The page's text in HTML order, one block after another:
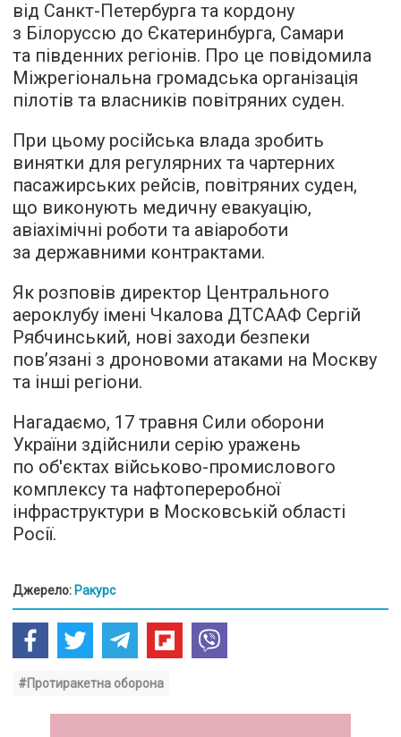
від Санкт-Петербурга та кордону
з Білоруссю до Єкатеринбурга, Самари
та південних регіонів. Про це повідомила
Міжрегіональна громадська організація
пілотів та власників повітряних суден.
При цьому російська влада зробить
винятки для регулярних та чартерних
пасажирських рейсів, повітряних суден,
що виконують медичну евакуацію,
авіахімічні роботи та авіароботи
за державними контрактами.
Як розповів директор Центрального
аероклубу імені Чкалова ДТСААФ Сергій
Рябчинський, нові заходи безпеки
пов’язані з дроновоми атаками на Москву
та інші регіони.
Нагадаємо, 17 травня Сили оборони
України здійснили серію уражень
по об'єктах військово-промислового
комплексу та нафтопереробної
інфраструктури в Московській області
Росії.
Джерело: Ракурс
#Протиракетна оборона